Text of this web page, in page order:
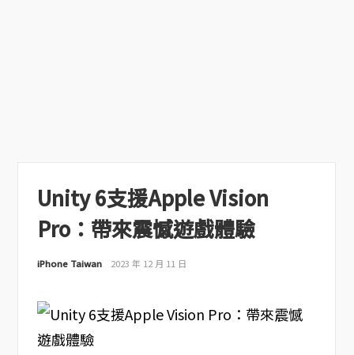
Unity 6支援Apple Vision
Pro：帶來震憾遊戲體驗
iPhone Taiwan 2023 年 12 月 11 日